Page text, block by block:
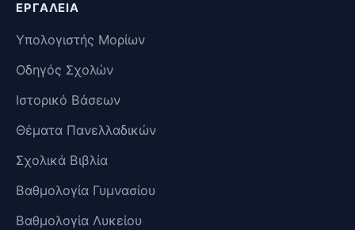
ΕΡΓΑΛΕΊΑ
Υπολογιστής Μορίων
Οδηγός Σχολών
Ιστορικό Βάσεων
Θέματα Πανελλαδικών
Σχολικά Βιβλία
Βαθμολογία Γυμνασίου
Βαθμολογία Λυκείου